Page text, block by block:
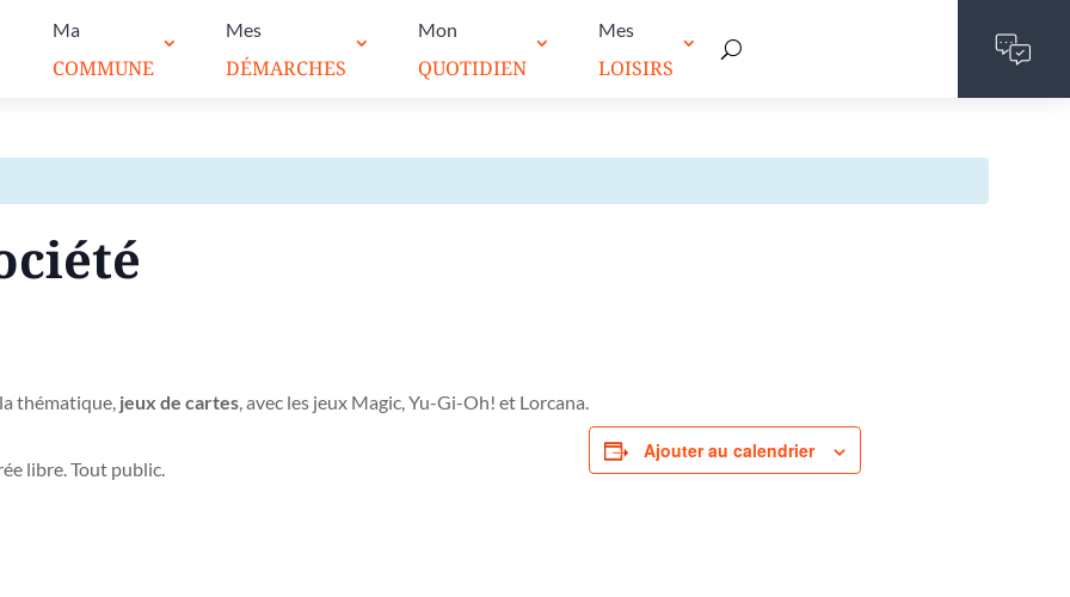
Ma
COMMUNE
Mes
DÉMARCHES
Mon
QUOTIDIEN
Mes
LOISIRS
thématique, jeux de cartes, avec les jeux Magic, Yu-Gi-Oh! et Lorcana.
libre. Tout public.
Ajouter au calendrier